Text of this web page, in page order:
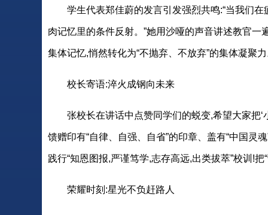
学生代表郑佳蔚的发言引发强烈共鸣:“当我们
肉记忆里的条件反射。”她用沙哑的声音讲述教官
集体记忆,悄然转化为“不抛弃、不放弃”的集体凝聚
校长寄语:淬火成钢向未来
张校长在讲话中点赞同学们的蜕变,希望大家把‘
馈赠印有“自律、自强、自省”的印章、盖有“中国
践行“知恩图报,严谨笃学,志存高远,出类拔萃”校训!
荣耀时刻:星光不负赶路人